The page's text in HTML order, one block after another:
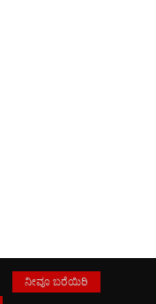
ನೀವೂ ಬರೆಯಿರಿ